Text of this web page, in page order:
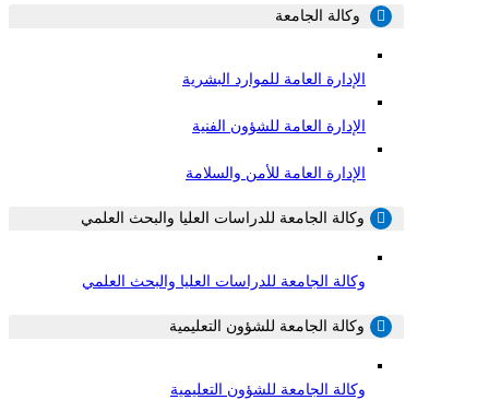
وكالة الجامعة
الإدارة العامة للموارد البشرية
الإدارة العامة للشؤون الفنية
الإدارة العامة للأمن والسلامة
وكالة الجامعة للدراسات العليا والبحث العلمي
وكالة الجامعة للدراسات العليا والبحث العلمي
وكالة الجامعة للشؤون التعليمية
وكالة الجامعة للشؤون التعليمية